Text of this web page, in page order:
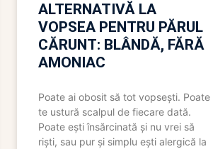
ALTERNATIVĂ LA
VOPSEA PENTRU PĂRUL
CĂRUNT: BLÂNDĂ, FĂRĂ
AMONIAC
Poate ai obosit să tot vopsești. Poate
te ustură scalpul de fiecare dată.
Poate ești însărcinată și nu vrei să
riști, sau pur și simplu ești alergică la